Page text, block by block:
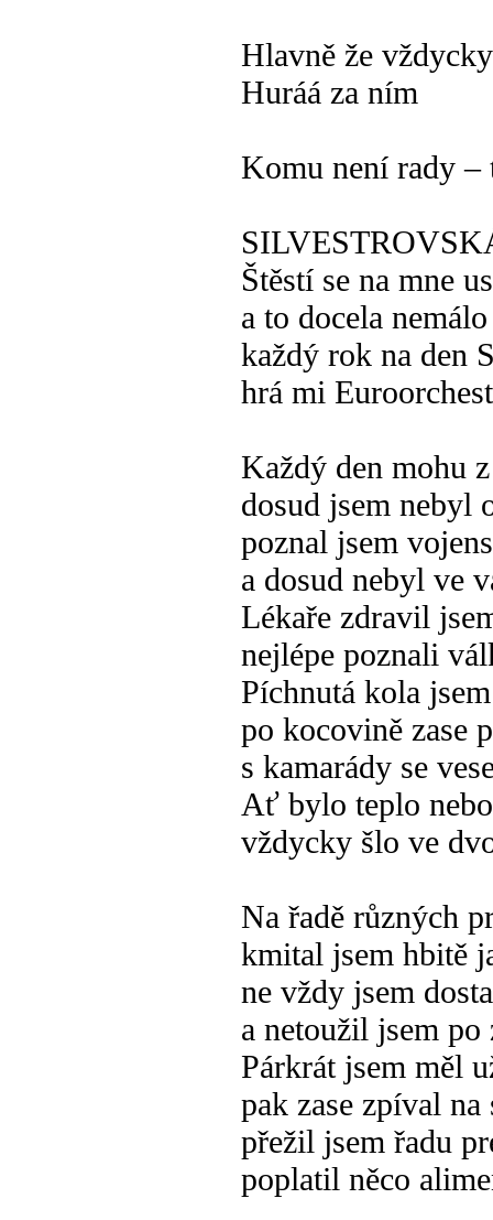
Hlavně že
Huráá za ním
Komu není rady –
Štěstí se na mne
a to docela nemálo
každý rok na den
hrá mi
Každý den mohu
dosud jsem nebyl
poznal jsem
a dosud nebyl ve
Lékaře zdravil
nejlépe poznali
Píchnutá kola
po kocovině zase
s kamarády se
Ať bylo teplo
vždycky šlo ve
Na řadě různých
kmital jsem hbitě
ne vždy jsem
a netoužil jsem po
Párkrát jsem měl
pak zase zpíval na
přežil jsem řadu
poplatil něco